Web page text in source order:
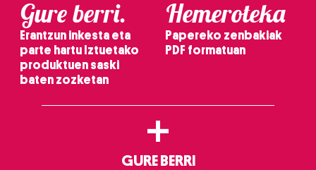
Gure berri.
Erantzun inkesta eta
parte hartu Iztuetako
produktuen saski
baten zozketan
Hemeroteka
Papereko zenbakiak
PDF formatuan
+
GURE BERRI